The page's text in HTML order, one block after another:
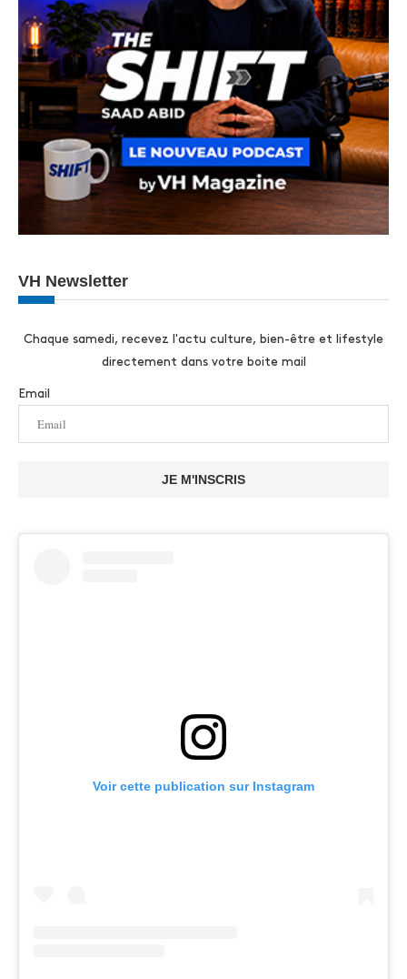
VH Newsletter
Chaque samedi, recevez l'actu culture, bien-être et lifestyle
directement dans votre boite mail
Email
JE M'INSCRIS
Voir cette publication sur Instagram